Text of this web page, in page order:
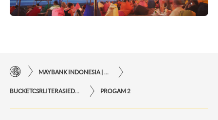
MAYBANK INDONESIA | KEMUDAHAN TRANSAKSI FINANSIAL DI UJUNG JARI ANDA
BUCKETCSRLITERASIEDUKASI PROGAM 2